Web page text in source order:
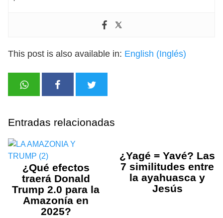
This post is also available in: English (Inglés)
Entradas relacionadas
¿Qué efectos
traerá Donald
Trump 2.0 para la
Amazonía en
2025?
¿Yagé = Yavé? Las
7 similitudes entre
la ayahuasca y
Jesús